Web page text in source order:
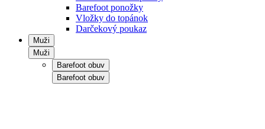
Barefoot ponožky
Vložky do topánok
Darčekový poukaz
Muži
Muži
Barefoot obuv
Barefoot obuv